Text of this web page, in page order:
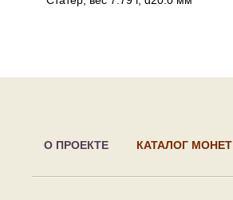
О ПРОЕКТЕ КАТАЛОГ МОНЕТ